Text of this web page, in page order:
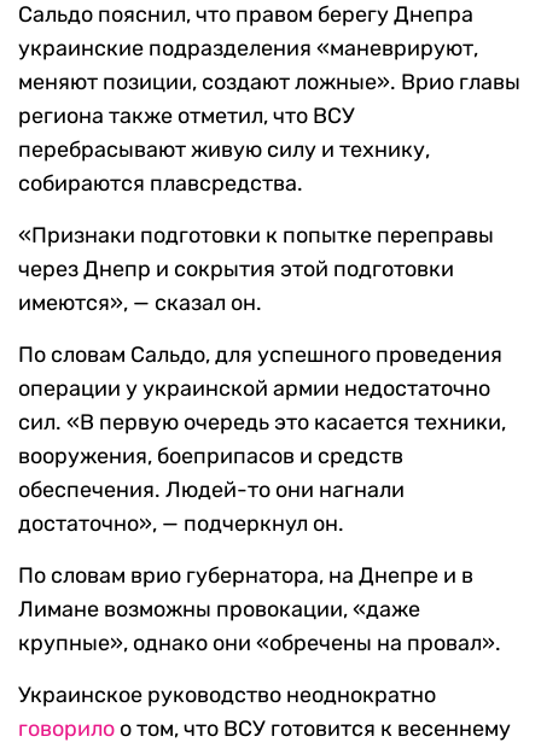
Сальдо пояснил, что правом берегу Днепра
украинские подразделения «маневрируют,
меняют позиции, создают ложные». Врио главы
региона также отметил, что ВСУ
перебрасывают живую силу и технику,
собираются плавсредства.
«Признаки подготовки к попытке переправы
через Днепр и сокрытия этой подготовки
имеются», — сказал он.
По словам Сальдо, для успешного проведения
операции у украинской армии недостаточно
сил. «В первую очередь это касается техники,
вооружения, боеприпасов и средств
обеспечения. Людей-то они нагнали
достаточно», — подчеркнул он.
По словам врио губернатора, на Днепре и в
Лимане возможны провокации, «даже
крупные», однако они «обречены на провал».
Украинское руководство неоднократно
говорило о том, что ВСУ готовится к весеннему